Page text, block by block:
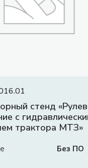
стенд
с
трактора МТЗ»
Без ПО